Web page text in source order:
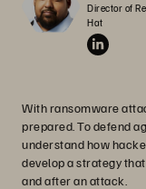
Director of
Hat
With ransomware
prepared. To defend
understand how
develop a strategy
and after an attack.